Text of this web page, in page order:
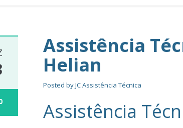
Assistência
Helian
Posted byJC Assistência Técnica
Assistência